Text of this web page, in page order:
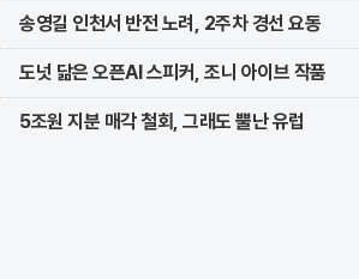
송영길 인천서 반전 노려, 2주차 경선 요동
도넛 닮은 오픈AI 스피커, 조니 아이브 작품
5조원 지분 매각 철회, 그래도 뿔난 유럽